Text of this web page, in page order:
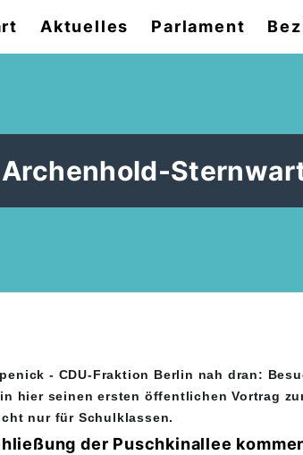
Aktuelles Parlament
- CDU-Fraktion Berlin nah dran:
hier seinen ersten öffentlichen Vortrag
nur für Schulklassen.
der Puschkinallee